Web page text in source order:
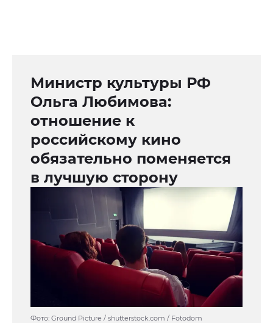
Министр культуры РФ
Ольга Любимова:
отношение к
российскому кино
обязательно поменяется
в лучшую сторону
Фото: Ground Picture / shutterstock.com / Fotodom